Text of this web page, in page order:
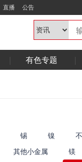
直播 公告
有色专题
锡 镍
其他小金属
镁